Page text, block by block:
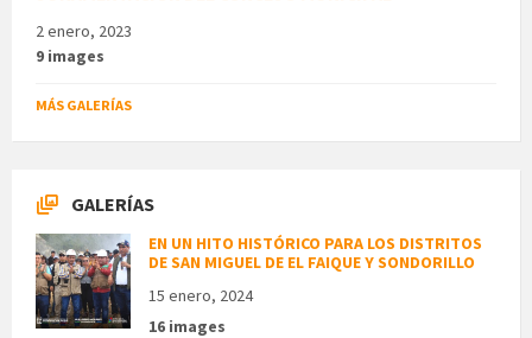
2 enero, 2023
9 images
MÁS GALERÍAS
GALERÍAS
EN UN HITO HISTÓRICO PARA LOS DISTRITOS
DE SAN MIGUEL DE EL FAIQUE Y SONDORILLO
15 enero, 2024
16 images